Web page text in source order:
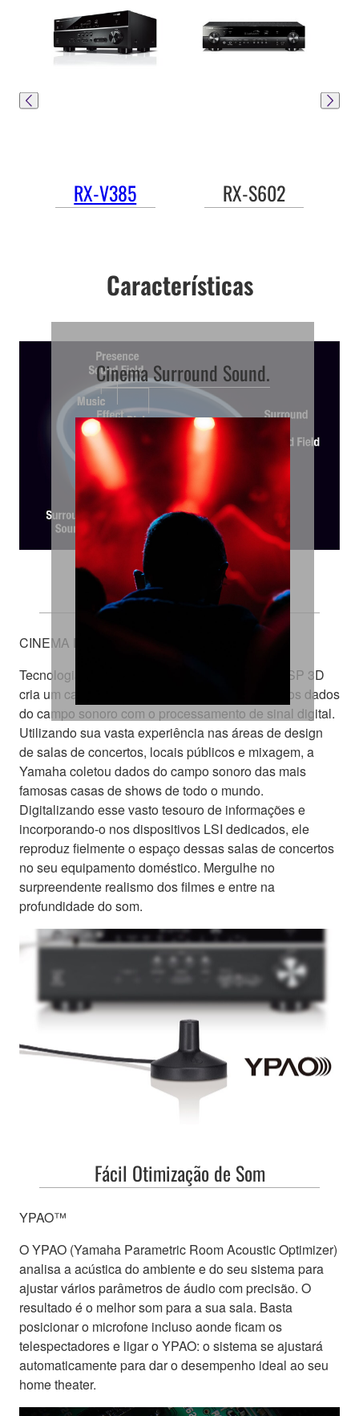
Mergulhe em
RX-V385 RX-S602
Características
Cinema Surround Sound.
Mergulhe no Som
CINEMA DSP 3D
Tecnologia exclusiva da Yamaha, o CINEMA DSP 3D
cria um campo de som combinando e medindo os dados
do campo sonoro com o processamento de sinal digital.
Utilizando sua vasta experiência nas áreas de design
de salas de concertos, locais públicos e mixagem, a
Yamaha coletou dados do campo sonoro das mais
famosas casas de shows de todo o mundo.
Digitalizando esse vasto tesouro de informações e
incorporando-o nos dispositivos LSI dedicados, ele
reproduz fielmente o espaço dessas salas de concertos
no seu equipamento doméstico. Mergulhe no
surpreendente realismo dos filmes e entre na
profundidade do som.
Fácil Otimização de Som
YPAO™
O YPAO (Yamaha Parametric Room Acoustic Optimizer)
analisa a acústica do ambiente e do seu sistema para
ajustar vários parâmetros de áudio com precisão. O
resultado é o melhor som para a sua sala. Basta
posicionar o microfone incluso aonde ficam os
telespectadores e ligar o YPAO: o sistema se ajustará
automaticamente para dar o desempenho ideal ao seu
home theater.